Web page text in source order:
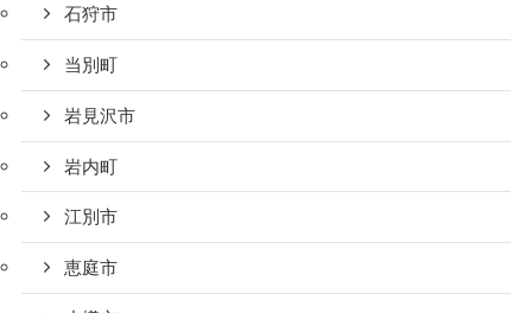
石狩市
当別町
岩見沢市
岩内町
江別市
恵庭市